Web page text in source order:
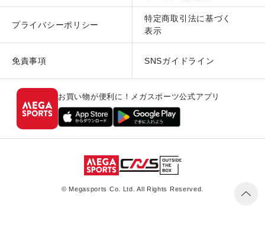
プライバシーポリシー
特定商取引法に基づく
表示
免責事項 SNSガイドライン
お買い物が便利に！メガスポーツ公式アプリ
© Megasports Co. Ltd. All Rights Reserved.